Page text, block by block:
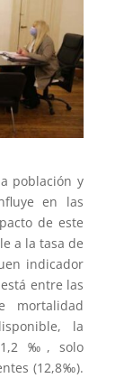
población y
en las
de este
a la tasa de
indicador
entre las
mortalidad
la
‰, solo
(12,8‰).